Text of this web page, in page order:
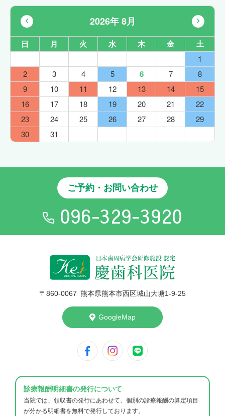
2026年 8月
日 月 火 水 木 金 土
1
2
3 4 5 6 7
8
9
10 11 12 13 14
15
16
17 18 19 20 21
22
23
24 25 26 27 28
29
30
31
ご予約・お問い合わせ
096-329-3920
〒860-0067 熊本県熊本市西区城山大塘1-9-25
GoogleMap
診療報酬明細書の発行について
当院では、領収書の発行にあわせて、個別の診療報酬の算定項目
が分かる明細書を無料で発行しております。